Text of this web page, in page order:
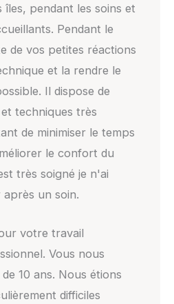
îles, pendant les soins et
Pendant le
de vos petites réactions
et la rendre le
Il dispose de
techniques très
de minimiser le temps
le confort du
très soigné je n'ai
après un soin.
votre travail
Vous nous
10 ans. Nous étions
difficiles